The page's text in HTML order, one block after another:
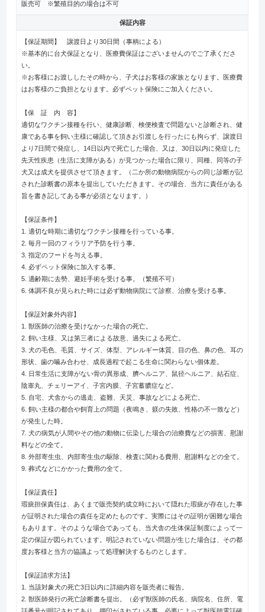
販売可 ※繁殖目的の場合は不可
保証内容
【保証期間】 譲渡日より30日間（事柄による）
※基本的に台犬保証となり、医療費保証はございませんのでご了承くださ
い。
※お客様にお渡ししたその時から、子犬はお客様の家族となります。医療費
はお客様のご負担となります。必ずペット保険にご加入ください。
【保 証 内 容】
適切なワクチン接種を行い、健康診断、検便検査で問題ないと診断され、健
康である事を飼い主様に確認して頂きお引渡しを行ったにも拘らず、譲渡日
より7日間で発症し、14日以内で死亡した場合、又は、30日以内に発症した
先天性疾患（生活に支障がある）が見つかった場合に限り、同種、同等の子
犬又は成犬を提供させて頂きます。（二か所の動物病院からの同じ診断が記
された診断書の原本を提出していただきます。その場合、当方に責任がある
旨を書き記してある事が必須となります。）
【保証条件】
1. 適切な時期に適切なワクチン接種を行っている事。
2. 毎月一回のフィラリア予防を行う事。
3. 指定のフードを与える事。
4. 必ずペット保険に加入する事。
5. 適齢期に去勢、避妊手術を受ける事。（繁殖不可）
6. 体調不良が見られた時には必ず動物病院にて診察、治療を受ける事。
【保証対象外内容】
1. 獣医師の治療を受けなかった場合の死亡。
2. 飼い主様、又は第三者による故意、過失による死亡。
3. 犬の毛色、毛質、サイズ、体型、アレルギー体質、目の色、鼻の色、耳の
形状、歯の噛み合わせ、成長過程で起こる生命に関わらない個体差。
4. 日常生活に支障がない骨の異形成、臍ヘルニア、鼠径ヘルニア、結石症、
陰睾丸、チェリーアイ、子宮内膜、子宮蓄膿症など。
5. 自宅、犬舎からの逃走、盗難、天災、事故などによる死亡。
6. 飼い主様の都合や飼育上の問題（夜鳴き、躾の失敗、性格の不一致など）
が発生した時。
7. 犬の病気が人間やその他の動物に伝染した場合の治療費などの損害、慰謝
料などの全て。
8. 外部寄生虫、内部寄生虫の駆除、検査に関わる費用、慰謝料などの全て。
9. 葬式などにかかった費用の全て。
【保証責任】
瑕疵担保責任は、あくまで販売契約成立時において隠れた瑕疵が存在した事
が証明された場合の責任を定めたものです。実際にはその証明が困難な場合
もあります。そのような場合であっても、当犬舎の生体保証制度によって一
定の保証が図られています。明記されていない問題が生じた場合は、その都
度お客様と当方の協議よって処理解決するものとします。
【保証請求方法】
1. 当該対象犬の死亡3日以内に詳細内容を販売者に報告。
2. 獣医師発行の死亡診断書を提出。（必ず獣医師の氏名、病院名、住所、電